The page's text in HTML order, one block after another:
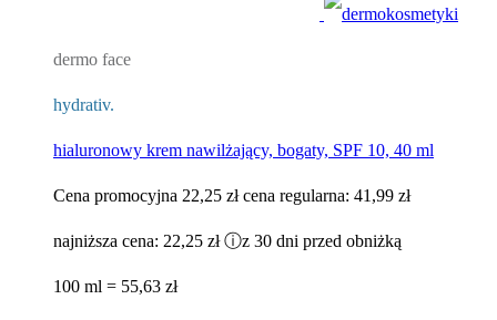
dermo face
hydrativ.
hialuronowy krem nawilżający, bogaty, SPF 10, 40 ml
Cena promocyjna 22,25 zł cena regularna: 41,99 zł
najniższa cena: 22,25 zł ⓘz 30 dni przed obniżką
100 ml = 55,63 zł